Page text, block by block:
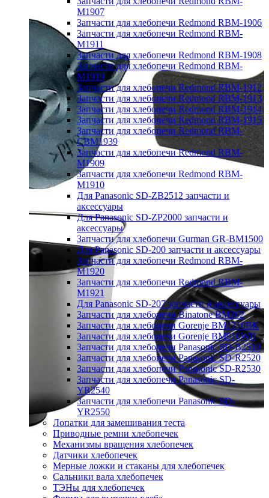
M1907
Запчасти для хлебопечи Redmond RBM-1906
Запчасти для хлебопечи Redmond RBM-
M1911
Запчасти для хлебопечи Redmond RBM-1908
Запчасти для хлебопечи Redmond RBM-
M1919
Запчасти для хлебопечи Redmond RBM-1912
Запчасти для хлебопечи Redmond RBM-1913
Запчасти для хлебопечи Redmond RBM-1914
Запчасти для хлебопечи Redmond RBM-1915
Запчасти для хлебопечи Redmond RBM-
CBM1939
Запчасти для хлебопечи Redmond RBM-
M1909
Запчасти для хлебопечи Redmond RBM-
M1910
Для Panasonic SD-ZB2512 запчасти и
аксессуары
Для Panasonic SD-ZP2000 запчасти и
аксессуары
Запчасти для хлебопечи Gurman GR-BM1500
Для Panasonic SD-200 запчасти и аксессуары
Запчасти для хлебопечи Redmond RBM-
M1920
Запчасти для хлебопечи Redmond RBM-
M1921
Для Panasonic SD-207 запчасти и аксессуары
Запчасти для хлебопечи Binatone BM202
Запчасти для хлебопечи Gorenje BM1210BK
Запчасти для хлебопечи Gorenje BM910WII
Запчасти для хлебопечи Panasonic SD-B2510
Запчасти для хлебопечи Panasonic SD-R2520
Запчасти для хлебопечи Panasonic SD-R2530
Запчасти для хлебопечи Panasonic SD-
YR2540
Запчасти для хлебопечи Panasonic SD-
YR2550
Лопатки для замешивания теста
Приводные ремни хлебопечек
Механизмы вращения хлебопечек
Датчики хлебопечек
Мерные ложки и стаканы для хлебопечек
Сальники вала хлебопечек
ТЭНы для хлебопечек